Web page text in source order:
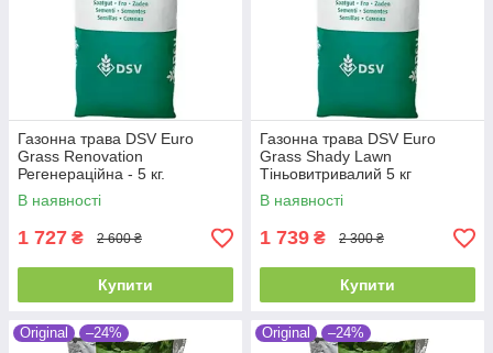
Газонна трава DSV Euro
Grass Renovation
Регенераційна - 5 кг.
В наявності
1 727 ₴ 2 600 ₴
Купити
Газонна трава DSV Euro
Grass Shady Lawn
Тіньовитривалий 5 кг
В наявності
1 739 ₴ 2 300 ₴
Купити
Original –24% Original –24%